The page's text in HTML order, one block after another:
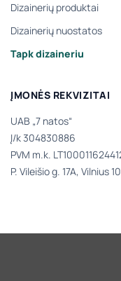
Dizainerių produktai
Dizainerių nuostatos
Tapk dizaineriu
ĮMONĖS REKVIZITAI
UAB „7 natos“
Į/k 304830886
PVM m.k.
P. Vileišio g. 17A, Vilnius